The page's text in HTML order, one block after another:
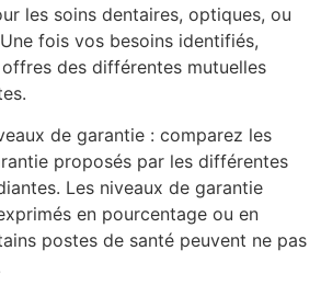
les soins dentaires, optiques, ou
fois vos besoins identifiés,
des différentes mutuelles
de garantie : comparez les
proposés par les différentes
Les niveaux de garantie
en pourcentage ou en
postes de santé peuvent ne pas